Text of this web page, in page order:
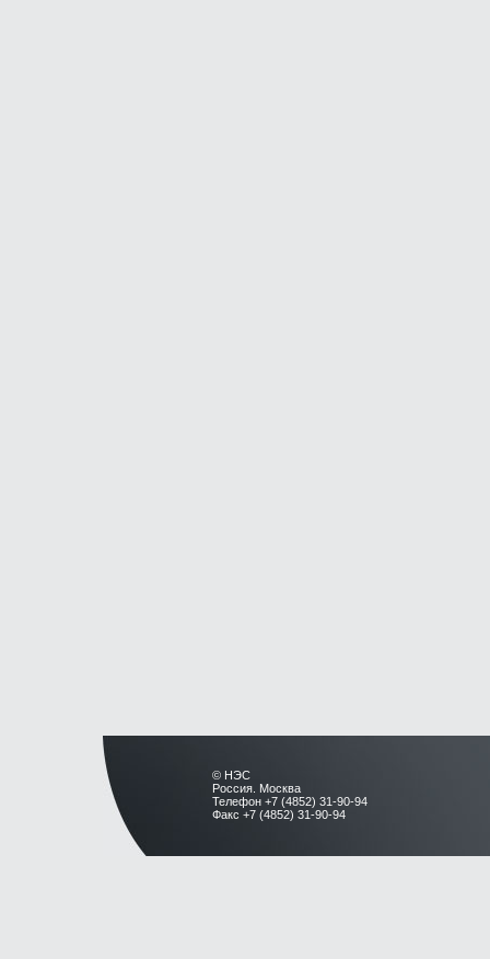
© НЭС
Россия. Москва
Телефон +7 (4852) 31-90-94
Факс +7 (4852) 31-90-94